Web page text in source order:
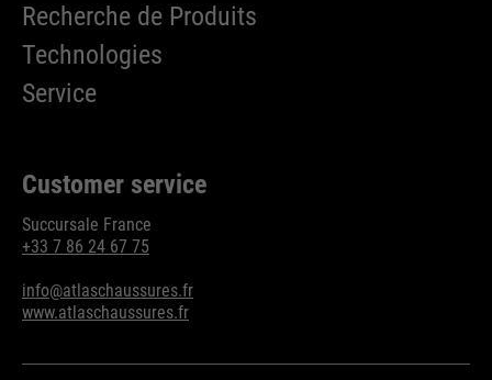
Recherche de Produits
Technologies
Service
Customer service
Succursale France
+33 7 86 24 67 75
info@atlaschaussures.fr
www.atlaschaussures.fr